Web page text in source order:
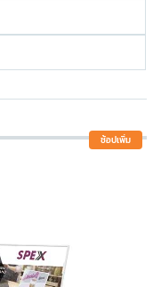
ช้อปเพิ่ม